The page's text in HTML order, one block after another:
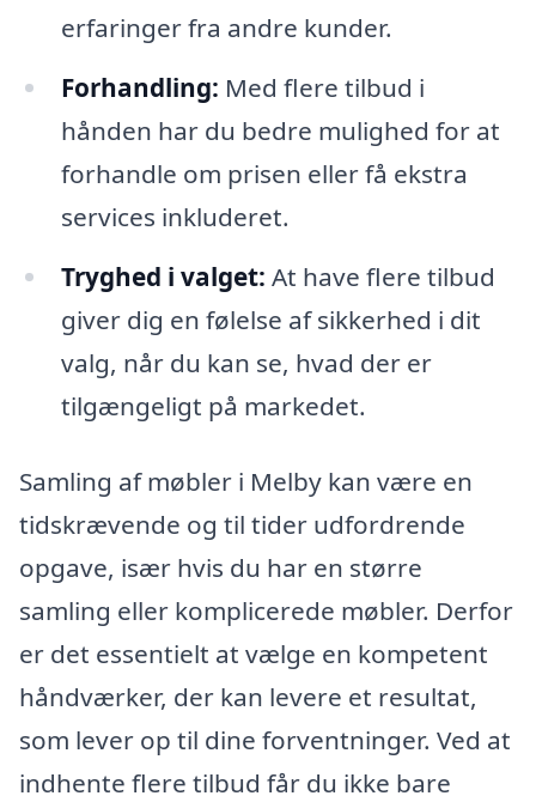
erfaringer fra andre kunder.
Forhandling: Med flere tilbud i
hånden har du bedre mulighed for at
forhandle om prisen eller få ekstra
services inkluderet.
Tryghed i valget: At have flere tilbud
giver dig en følelse af sikkerhed i dit
valg, når du kan se, hvad der er
tilgængeligt på markedet.
Samling af møbler i Melby kan være en
tidskrævende og til tider udfordrende
opgave, især hvis du har en større
samling eller komplicerede møbler. Derfor
er det essentielt at vælge en kompetent
håndværker, der kan levere et resultat,
som lever op til dine forventninger. Ved at
indhente flere tilbud får du ikke bare